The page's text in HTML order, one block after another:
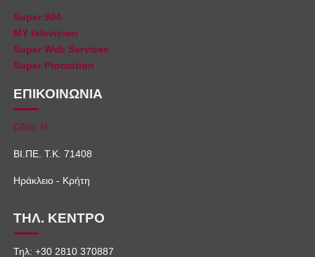
Super 904
MY television
Super Web Services
Super Promotion
ΕΠΙΚΟΙΝΩΝΙΑ
Οδός Η
ΒΙ.ΠΕ. Τ.Κ. 71408
Ηράκλειο - Κρήτη
ΤΗΛ. ΚΕΝΤΡΟ
Τηλ: +30 2810 370887